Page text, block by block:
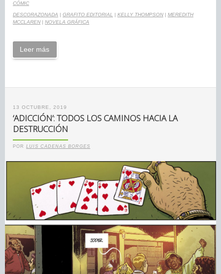
CÓMIC
DESCORAZONADA | GRAFITO EDITORIAL | KELLY THOMPSON | MEREDITH
MCCLAREN | NOVELA GRÁFICA
Leer más
13 OCTUBRE, 2019
‘ADICCIÓN’: TODOS LOS CAMINOS HACIA LA
DESTRUCCIÓN
POR LUIS CADENAS BORGES